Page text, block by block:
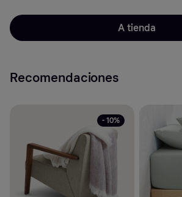
A tienda
Recomendaciones
- 10%